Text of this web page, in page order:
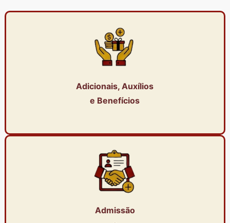
Adicionais, Auxílios
e Benefícios
Admissão